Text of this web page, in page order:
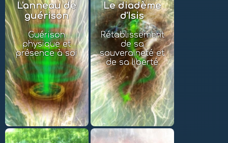
L'anneau de
guérison
Guérison
physique et
présence à soi
Le diadème
d'Isis
Rétablissement
de sa
souveraineté et
de sa liberté